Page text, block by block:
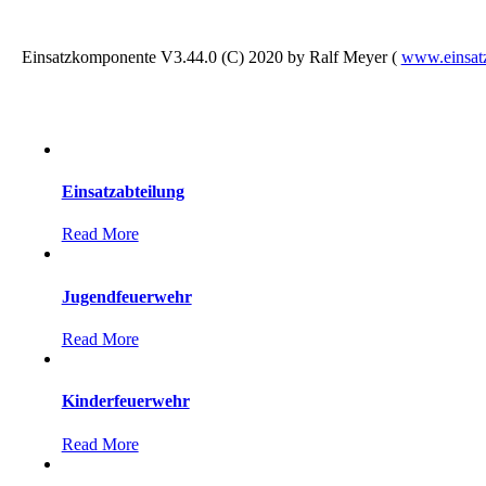
Einsatzkomponente V3.44.0 (C) 2020 by Ralf Meyer (
Einsatzabteilung
Read More
Jugendfeuerwehr
Read More
Kinderfeuerwehr
Read More